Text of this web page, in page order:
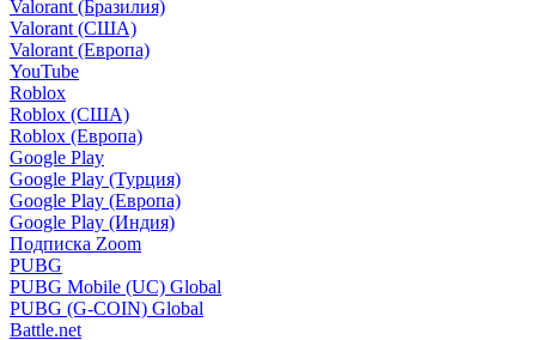
Valorant (Бразилия)
Valorant (США)
Valorant (Европа)
YouTube
Roblox
Roblox (США)
Roblox (Европа)
Google Play
Google Play (Турция)
Google Play (Европа)
Google Play (Индия)
Подписка Zoom
PUBG
PUBG Mobile (UC) Global
PUBG (G-COIN) Global
Battle.net